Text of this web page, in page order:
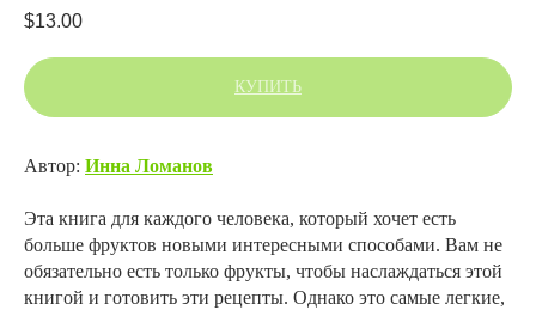
$13.00
КУПИТЬ
Автор: Инна Ломанов
Эта книга для каждого человека, который хочет есть
больше фруктов новыми интересными способами. Вам не
обязательно есть только фрукты, чтобы наслаждаться этой
книгой и готовить эти рецепты. Однако это самые легкие,